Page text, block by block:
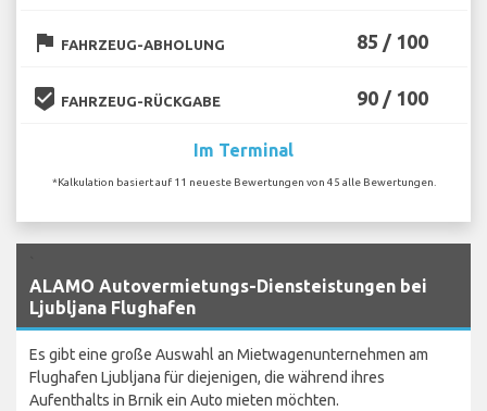
flag FAHRZEUG-ABHOLUNG 85 / 100
beenhere FAHRZEUG-RÜCKGABE 90 / 100
Im Terminal
*Kalkulation basiert auf 11 neueste Bewertungen von 45 alle Bewertungen.
ALAMO Autovermietungs-Diensteistungen bei
Ljubljana Flughafen
Es gibt eine große Auswahl an Mietwagenunternehmen am
Flughafen Ljubljana für diejenigen, die während ihres
Aufenthalts in Brnik ein Auto mieten möchten.